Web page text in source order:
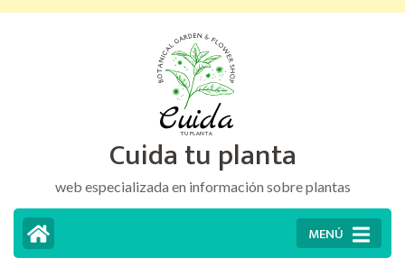
Intro)
Cuida tu planta
web especializada en información sobre plantas
MENÚ